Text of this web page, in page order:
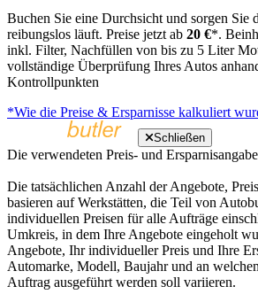
Buchen Sie eine Durchsicht und sorgen Sie
reibungslos läuft. Preise jetzt ab 20 €*.
inkl. Filter, Nachfüllen von bis zu 5 Liter
vollständige Überprüfung Ihres Autos
Kontrollpunkten
*Wie die Preise & Ersparnisse kalkuliert
Schließen
Die verwendeten Preis- und
Die tatsächlichen Anzahl der Angebote,
basieren auf Werkstätten, die Teil von
individuellen Preisen für alle Aufträge
Umkreis, in dem Ihre Angebote eingeholt
Angebote, Ihr individueller Preis und Ihre
Automarke, Modell, Baujahr und an
Auftrag ausgeführt werden soll variieren.